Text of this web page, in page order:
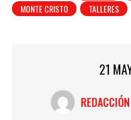
MONTE CRISTO
TALLERES
21